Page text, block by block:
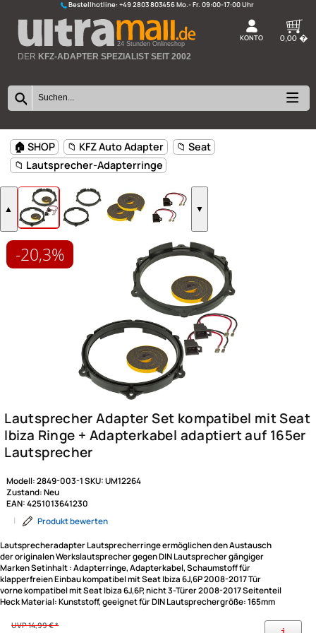
Bestellhotline:+49 2803 803456
24 Stunden Onlineshop
🏠 SHOP 📁 KFZ Auto Adapter
📁 Lautsprecher-Adapterringe
▲
-20,3%
Lautsprecheradapter Lautsprecherringe ermöglichen den Austausch
der originalen Werkslautsprecher gegen DIN Lautsprecher gängiger
Zustand:Neu
EAN:4251013641230
|
Produkt bewerten